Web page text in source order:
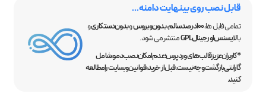
قابل نصب روی بینهایت دامنه...
تمامی فایل ها،100 درصد سالم ،بدون ویروسوبدون دستکاریو
بالایسنس اورجینال GPL
منتشر می شود.
*کاربران عزیز قالب‌های وردپرس؛ عدم امکان نصب دمو، شامل
گارانتی بازگشت وجه نیست. قبل از خرید، قوانین وبسایت را مطالعه
کنید.